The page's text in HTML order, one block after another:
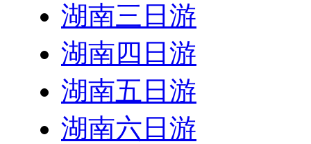
湖南三日游
湖南四日游
湖南五日游
湖南六日游